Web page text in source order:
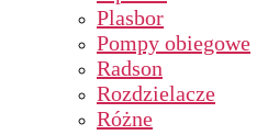
Plasbor
Pompy obiegowe
Radson
Rozdzielacze
Różne